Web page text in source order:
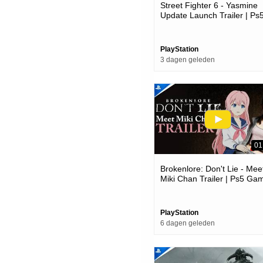
Street Fighter 6 - Yasmine
Update Launch Trailer |
PlayStation
3 dagen geleden
Brokenlore: Don't Lie -
Miki Chan Trailer | Ps5
PlayStation
6 dagen geleden